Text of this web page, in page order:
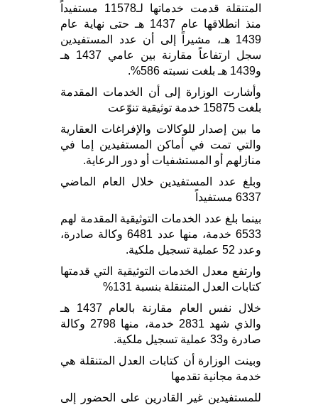
المتنقلة قدمت خدماتها لـ11578 مستفيداً
منذ انطلاقها عام 1437 هـ حتى نهاية عام
1439 هـ، مشيراً إلى أن عدد المستفيدين
سجل ارتفاعاً مقارنة بين عامي 1437 هـ
و1439 هـ بلغت نسبته 586%.
وأشارت الوزارة إلى أن الخدمات المقدمة
بلغت 15875 خدمة توثيقية تنوّعت
ما بين إصدار للوكالات والإفراغات العقارية
والتي تمت في أماكن المستفيدين إما في
منازلهم أو المستشفيات أو دور الرعاية.
وبلغ عدد المستفيدين خلال العام الماضي
6337 مستفيداً
بينما بلغ عدد الخدمات التوثيقية المقدمة لهم
6533 خدمة، منها عدد 6481 وكالة صادرة،
وعدد 52 عملية تسجيل ملكية.
وارتفع معدل الخدمات التوثيقية التي قدمتها
كتابات العدل المتنقلة بنسبة 131%
خلال نفس العام مقارنة بالعام 1437 هـ
والذي شهد 2831 خدمة، منها 2798 وكالة
صادرة و33 عملية تسجيل ملكية.
وبينت الوزارة أن كتابات العدل المتنقلة هي
خدمة مجانية تقدمها
للمستفيدين غير القادرين على الحضور إلى